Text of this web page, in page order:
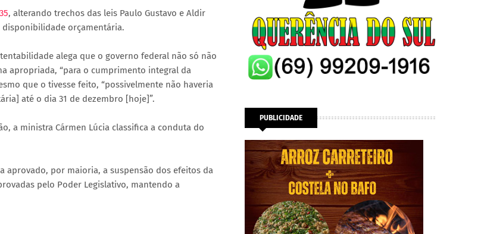
, alterando trechos das leis Paulo Gustavo e Aldir
disponibilidade orçamentária.
alega que o governo federal não só não
apropriada, “para o cumprimento integral da
que o tivesse feito, “possivelmente não haveria
até o dia 31 de dezembro [hoje]”.
a ministra Cármen Lúcia classifica a conduta do
aprovado, por maioria, a suspensão dos efeitos da
pelo Poder Legislativo, mantendo a
PUBLICIDADE